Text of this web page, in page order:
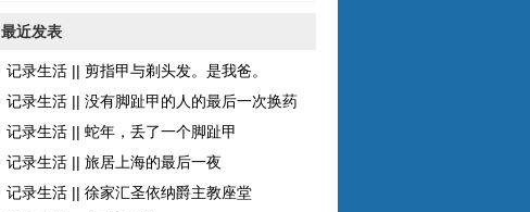
最近发表
记录生活 || 剪指甲与剃头发。是我爸。
记录生活 || 没有脚趾甲的人的最后一次换药
记录生活 || 蛇年，丢了一个脚趾甲
记录生活 || 旅居上海的最后一夜
记录生活 || 徐家汇圣依纳爵主教座堂